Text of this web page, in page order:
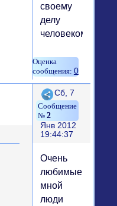
своему
делу
0
Поделиться
2
Сб, 7
Янв 2012
19:44:37
Очень
любимые
мной
люди